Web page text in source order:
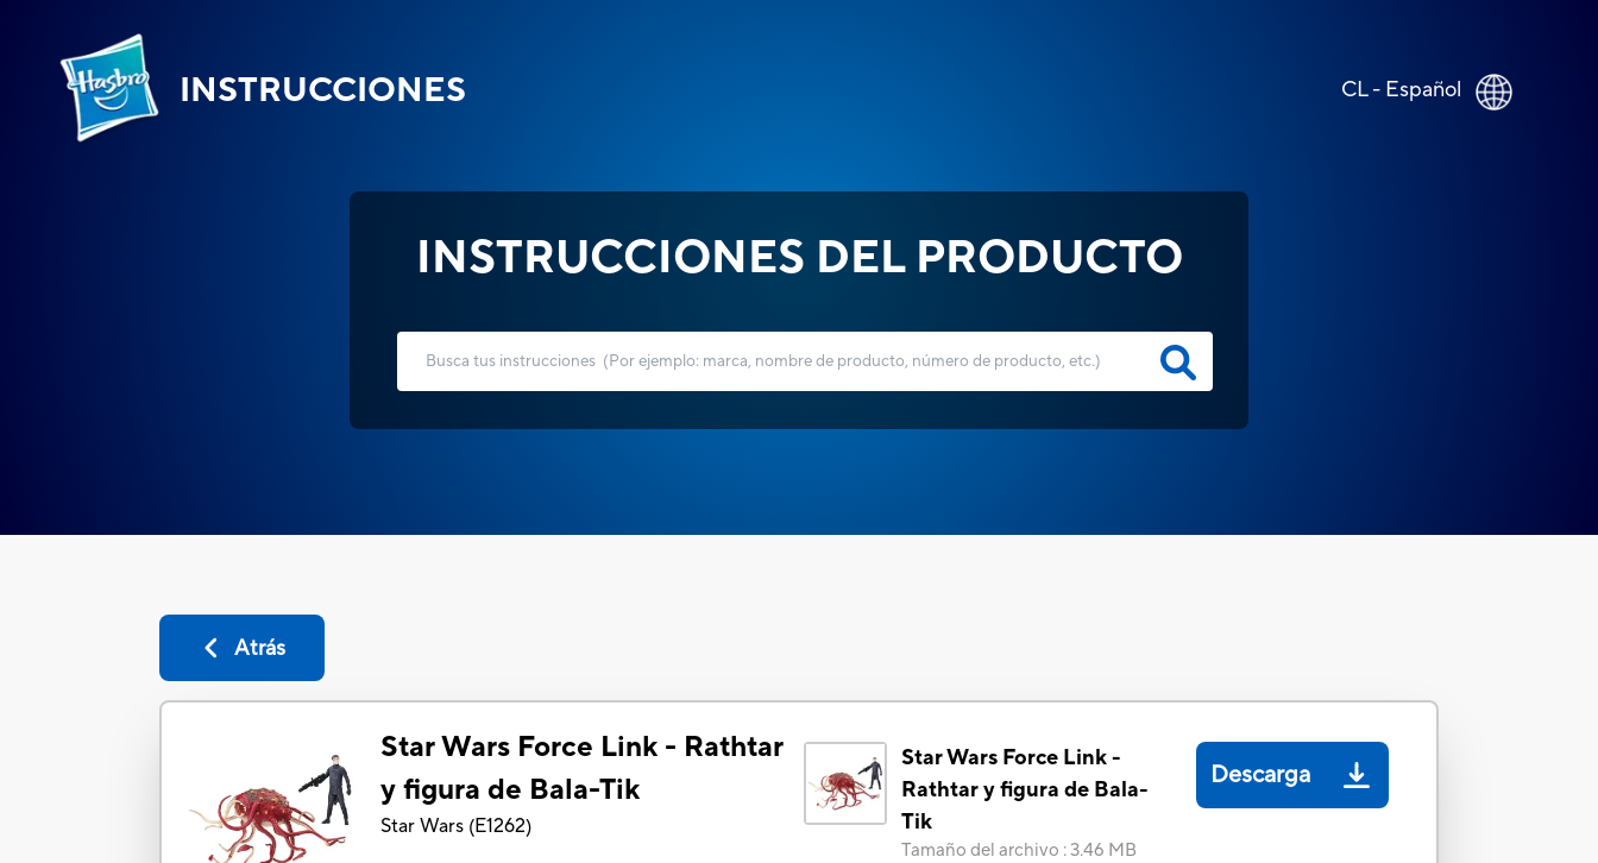
INSTRUCCIONES CL - Español
INSTRUCCIONES DEL PRODUCTO
Atrás
Star Wars Force Link - Rathtar
y figura de Bala-Tik
Star Wars (E1262)
Star Wars Force Link -
Rathtar y figura de Bala-
Tik
Tamaño del archivo :3.46 MB
Descarga